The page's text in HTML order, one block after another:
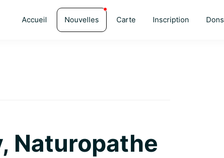
Accueil Nouvelles Carte Inscription Dons
Naturopathe